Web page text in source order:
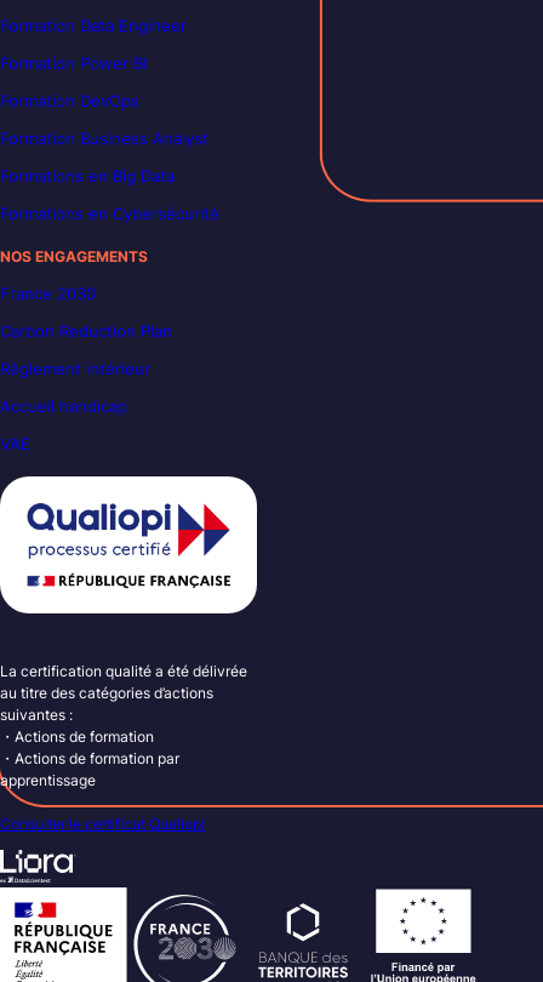
Formation Data Engineer
Formation Power BI
Formation DevOps
Formation Business Analyst
Formations en Big Data
Formations en Cybersécurité
NOS ENGAGEMENTS
France 2030
Carbon Reduction Plan
Règlement intérieur
Accueil handicap
VAE
La certification qualité a été délivrée
au titre des catégories d’actions
suivantes :
・Actions de formation
・Actions de formation par
apprentissage
Consulter le certificat Qualiopi